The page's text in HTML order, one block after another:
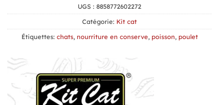
UGS : 8858772602272
Catégorie: Kit cat
Étiquettes: chats, nourriture en conserve, poisson, poulet